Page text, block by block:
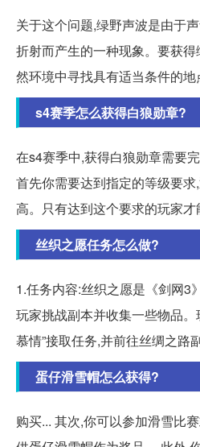
关于这个问题,绿野声波是由于
折射而产生的一种现象。要获
然环境中寻找具有适当条件的地
s4赛季怎么获得白狼勋章?
在s4赛季中,获得白狼勋章需要
首先你需要达到指定的等级要
高。只有达到这个要求的玩家才
丝织之愿任务怎么做?
1.任务内容:丝织之愿是《剑网3
玩家挑战副本并收集一些物品
慕情”接取任务,并前往丝绸之路
蛋仔滑雪帽怎么获得?
购买... 其次,你可以参加滑雪比